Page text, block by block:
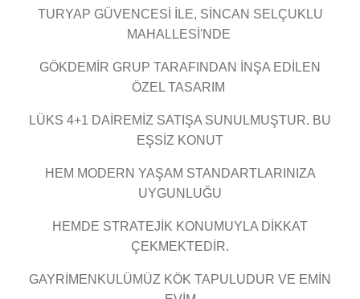
TURYAP GÜVENCESİ İLE, SİNCAN SELÇUKLU
MAHALLESİ'NDE
GÖKDEMİR GRUP TARAFINDAN İNŞA EDİLEN
ÖZEL TASARIM
LÜKS 4+1 DAİREMİZ SATIŞA SUNULMUŞTUR. BU
EŞSİZ KONUT
HEM MODERN YAŞAM STANDARTLARINIZA
UYGUNLUĞU
HEMDE STRATEJİK KONUMUYLA DİKKAT
ÇEKMEKTEDİR.
GAYRİMENKULÜMÜZ KÖK TAPULUDUR VE EMİN